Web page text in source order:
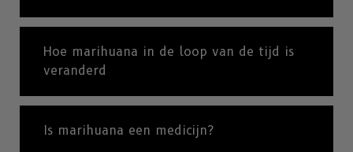
Hoe marihuana in de loop van de tijd is
veranderd
Is marihuana een medicijn?